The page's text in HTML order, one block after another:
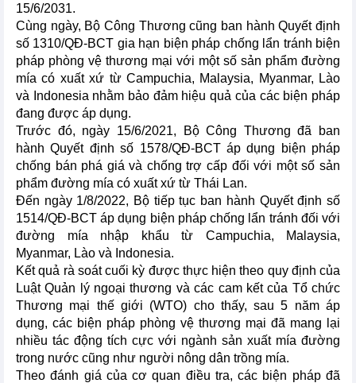
15/6/2031.
Cùng ngày, Bộ Công Thương cũng ban hành Quyết định
số 1310/QĐ-BCT gia hạn biện pháp chống lẩn tránh biện
pháp phòng vệ thương mại với một số sản phẩm đường
mía có xuất xứ từ Campuchia, Malaysia, Myanmar, Lào
và Indonesia nhằm bảo đảm hiệu quả của các biện pháp
đang được áp dụng.
Trước đó, ngày 15/6/2021, Bộ Công Thương đã ban
hành Quyết định số 1578/QĐ-BCT áp dụng biện pháp
chống bán phá giá và chống trợ cấp đối với một số sản
phẩm đường mía có xuất xứ từ Thái Lan.
Đến ngày 1/8/2022, Bộ tiếp tục ban hành Quyết định số
1514/QĐ-BCT áp dụng biện pháp chống lẩn tránh đối với
đường mía nhập khẩu từ Campuchia, Malaysia,
Myanmar, Lào và Indonesia.
Kết quả rà soát cuối kỳ được thực hiện theo quy định của
Luật Quản lý ngoại thương và các cam kết của Tổ chức
Thương mại thế giới (WTO) cho thấy, sau 5 năm áp
dụng, các biện pháp phòng vệ thương mại đã mang lại
nhiều tác động tích cực với ngành sản xuất mía đường
trong nước cũng như người nông dân trồng mía.
Theo đánh giá của cơ quan điều tra, các biện pháp đã